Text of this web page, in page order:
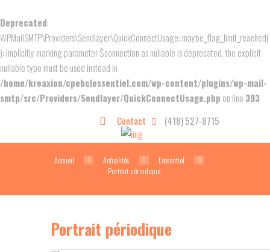
Deprecated:
WPMailSMTP\Providers\Sendlayer\QuickConnectUsage::maybe_flag_limit_reached(
): Implicitly marking parameter $connection as nullable is deprecated, the explicit
nullable type must be used instead in
/home/kreaxion/cpebclessentiel.com/wp-content/plugins/wp-mail-
smtp/src/Providers/Sendlayer/QuickConnectUsage.php on line 393
Contact
(418) 527-8715
Accueil Actualités
L'essentiel
Portrait périodique
Portrait périodique